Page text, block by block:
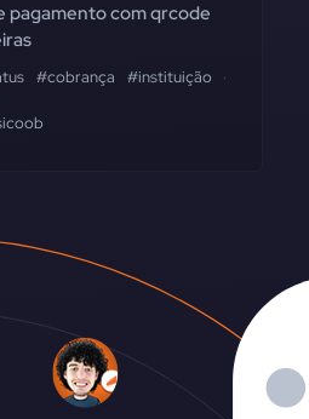
pagamento com qrcode
#cobrança #instituição #pagamento